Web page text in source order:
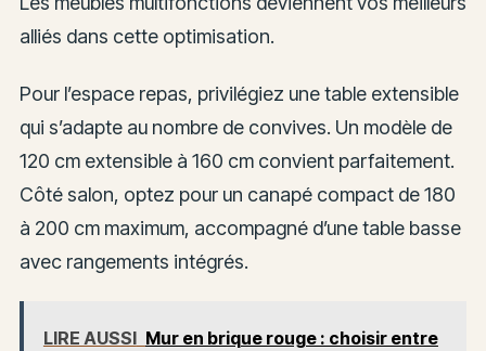
alliés dans cette optimisation.
Pour l’espace repas, privilégiez une table extensible
qui s’adapte au nombre de convives. Un modèle de
120 cm extensible à 160 cm convient parfaitement.
Côté salon, optez pour un canapé compact de 180
à 200 cm maximum, accompagné d’une table basse
avec rangements intégrés.
LIRE AUSSI Mur en brique rouge : choisir entre